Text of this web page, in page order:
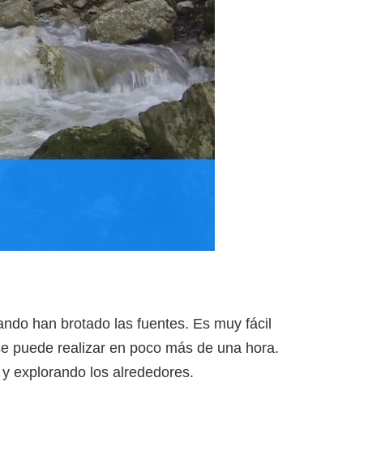
han brotado las fuentes. Es muy fácil
puede realizar en poco más de una hora.
explorando los alrededores.